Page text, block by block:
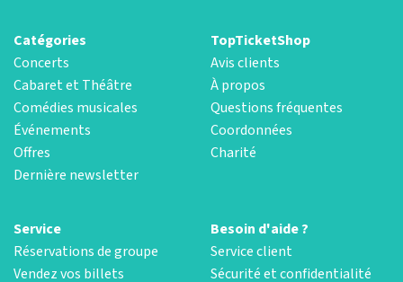
Catégories
Concerts
Cabaret et Théâtre
Comédies musicales
Événements
Offres
Dernière newsletter
TopTicketShop
Avis clients
À propos
Questions fréquentes
Coordonnées
Charité
Service
Réservations de groupe
Vendez vos billets
Besoin d'aide ?
Service client
Sécurité et confidentialité